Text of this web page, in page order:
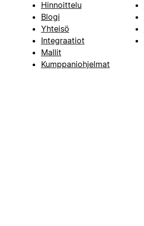
Hinnoittelu
Blogi
Yhteisö
Integraatiot
Mallit
Kumppaniohjelmat